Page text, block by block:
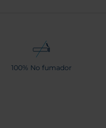
100% No fumador